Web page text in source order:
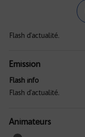
Flash d'actualité.
Emission
Flash info
Flash d'actualité.
Animateurs